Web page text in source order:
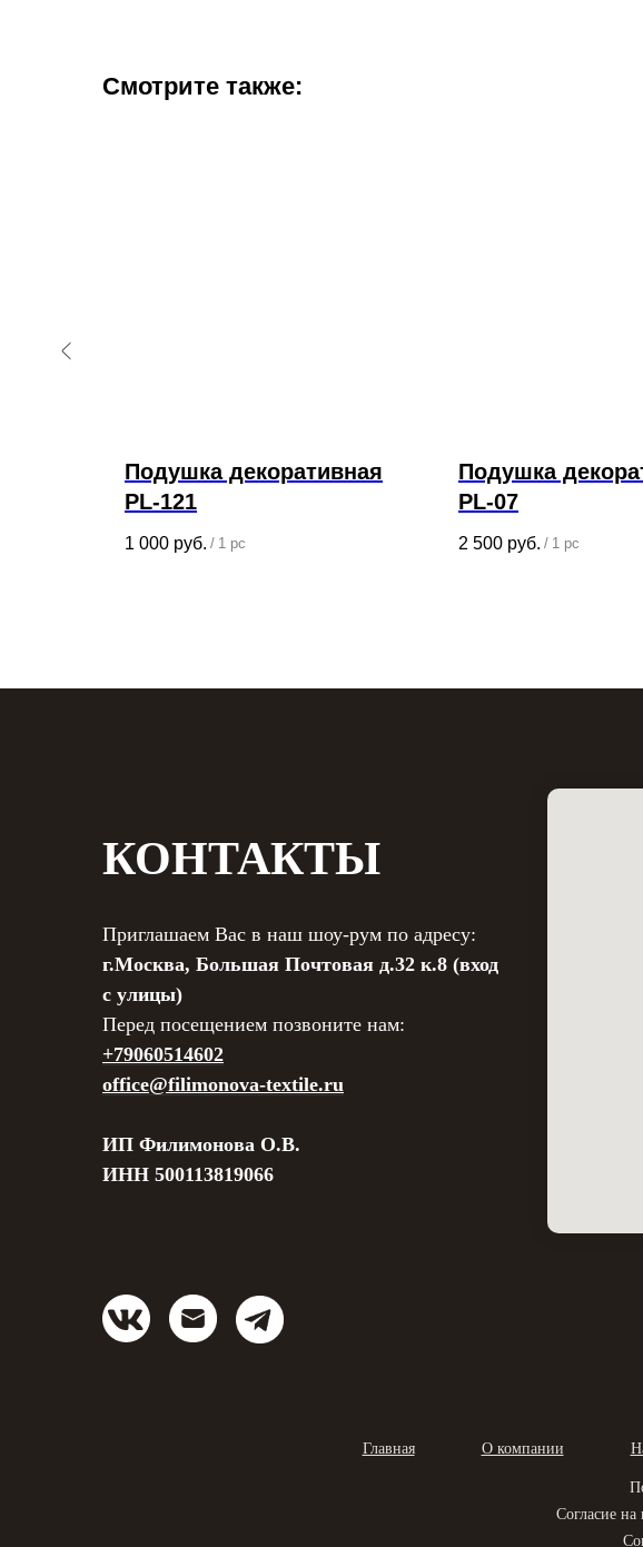
Смотрите также:
Подушка декоративная
PL-121
1 000 руб. / 1 pc
Подушка
PL-07
2 500 руб. / 1 pc
КОНТАКТЫ
Приглашаем Вас в наш шоу-рум по адресу:
г.Москва, Большая Почтовая д.32 к.8 (вход
с улицы)
Перед посещением позвоните нам:
+79060514602
office@filimonova-textile.ru
ИП Филимонова О.В.
ИНН 500113819066
Главная О компании
Согласие